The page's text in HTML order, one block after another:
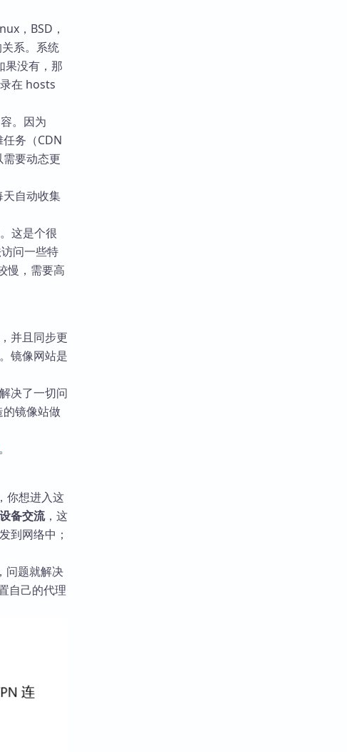
，BSD，
系。系统
果没有，那
在 hosts
。因为
务（CDN
要动态更
自动收集
这是个很
问一些特
慢，需要高
并且同步更
镜像网站是
决了一切问
镜像站做
。
你想进入这
备交流，这
到网络中；
问题就解决
自己的代理